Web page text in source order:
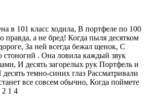
в 101 класс ходила, В портфеле по 100
правда, а не бред! Когда пыля десятком
За ней всегда бежал щенок, С
стоногий . Она ловила каждый звук
И десять загорелых рук Портфель и
темно-синих глаз Рассматривали
все совсем обычно, Когда поймете
2 1 4